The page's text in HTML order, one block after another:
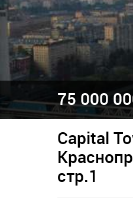
75 000
Capital
стр.1